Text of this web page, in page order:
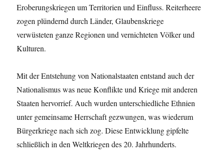
Eroberungskriegen um Territorien und Einfluss. Reiterheere
zogen plündernd durch Länder, Glaubenskriege
verwüsteten ganze Regionen und vernichteten Völker und
Kulturen.
Mit der Entstehung von Nationalstaaten entstand auch der
Nationalismus was neue Konflikte und Kriege mit anderen
Staaten hervorrief. Auch wurden unterschiedliche Ethnien
unter gemeinsame Herrschaft gezwungen, was wiederum
Bürgerkriege nach sich zog. Diese Entwicklung gipfelte
schließlich in den Weltkriegen des 20. Jahrhunderts.